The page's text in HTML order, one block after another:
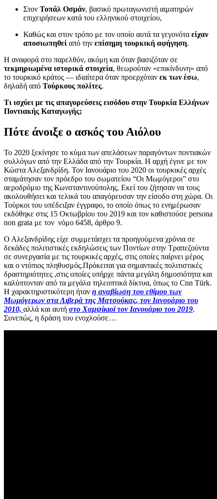
Στον Τοπάλ Οσμάν, βασικό πρωταγωνιστή αιματηρών
επιχειρήσεων κατά του ελληνικού στοιχείου,
Καθώς και στον τρόπο με τον οποίο αυτά τα γεγονότα είχαν
αποσιωπηθεί από την επίσημη τουρκική αφήγηση.
Η αναφορά στο παρελθόν, ακόμη και όταν βασιζόταν σε
τεκμηριωμένα ιστορικά στοιχεία, θεωρούταν «επικίνδυνη» από
το τουρκικό κράτος — ιδιαίτερα όταν προερχόταν εκ των έσω,
δηλαδή από Τούρκους πολίτες.
Τι ισχύει με τις απαγορεύσεις εισόδου στην Τουρκία Ελλήνων
Ποντιακής Καταγωγής;
Πότε άνοιξε ο ασκός του Αιόλου
Το 2020 ξεκίνησε το κύμα των απελάσεων παραγόντων ποντιακών
συλλόγων από την Ελλάδα από την Τουρκία. Η αρχή έγινε με τον
Κώστα Αλεξανδρίδη. Τον Ιανουάριο του 2020 οι τουρκικές αρχές
σταμάτησαν τον πρόεδρο του σωματείου “Οι Μωμόγεροι” στο
αεροδρόμιο της Κωνσταντινούπολης. Εκεί του ζήτησαν να τους
ακολουθήσει και τελικά του απαγόρευσαν την είσοδο στη χώρα. Οι
Τούρκοι του υπέδειξαν έγγραφο, το οποίο όπως το ενημέρωσαν
εκδόθηκε στις 15 Οκτωβρίου του 2019 και τον καθιστούσε persona
non grata με τον νόμο 6458, άρθρο 9.
Ο Αλεξανδρίδης είχε συμμετάσχει τα προηγούμενα χρόνια σε
δεκάδες πολιτιστικές εκδηλώσεις των Ποντίων στην Τραπεζούντα
σε συνεργασία με τις τουρκικές αρχές, στις οποίες παίρνει μέρος
και ο ντόπιος πληθυσμός.Πρόκειται για σημαντικές πολιτιστικές
δραστηριότητες ,στις οποίες υπήρχε πάντα μεγάλη δημοσιότητα και
καλύπτονταν από τα μεγάλα τηλεοπτικά δίκτυα, όπως το Cnn Türk.
Η χαρακτηριστικότερη ήταν η αναβίωση του εθίμου των
Μωμόγερων στα Λιβερά της Ματσούκας, τον Ιανουάριο του
2010, αλλά και αυτή στο Χαμψίκιοϊ τον Ιανουάριο του 2019.
Συνεπώς, η δράση του ενοχλούσε…